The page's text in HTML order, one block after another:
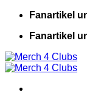
Zum
springen
Fanartikel
Fanartikel